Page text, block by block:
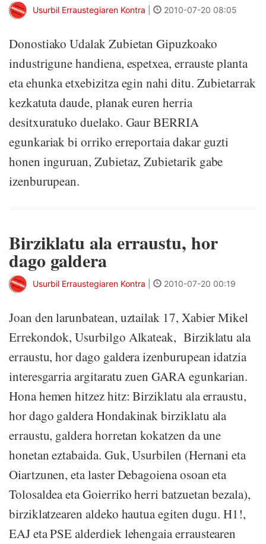
Usurbil Erraustegiaren Kontra 2010-07-20 08:05
Donostiako Udalak Zubietan Gipuzkoako
industrigune handiena, espetxea, errauste planta
eta ehunka etxebizitza egin nahi ditu. Zubietarrak
kezkatuta daude, planak euren herria
desitxuratuko duelako. Gaur BERRIA
egunkariak bi orriko erreportaia dakar guzti
honen inguruan, Zubietaz, Zubietarik gabe
izenburupean.
Birziklatu ala erraustu, hor
dago galdera
Usurbil Erraustegiaren Kontra 2010-07-20 00:19
Joan den larunbatean, uztailak 17, Xabier Mikel
Errekondok, Usurbilgo Alkateak, Birziklatu ala
erraustu, hor dago galdera izenburupean idatzia
interesgarria argitaratu zuen GARA egunkarian.
Hona hemen hitzez hitz: Birziklatu ala erraustu,
hor dago galdera Hondakinak birziklatu ala
erraustu, galdera horretan kokatzen da une
honetan eztabaida. Guk, Usurbilen (Hernani eta
Oiartzunen, eta laster Debagoiena osoan eta
Tolosaldea eta Goierriko herri batzuetan bezala),
birziklatzearen aldeko hautua egiten dugu. H1!,
EAJ eta PSE alderdiek lehengaia erraustearen